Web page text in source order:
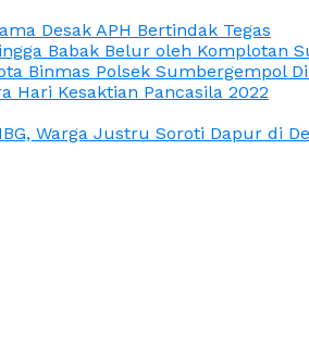
Desak APH Bertindak Tegas
Babak Belur oleh Komplotan
Binmas Polsek Sumbergempol
Hari Kesaktian Pancasila 2022
Warga Justru Soroti Dapur di